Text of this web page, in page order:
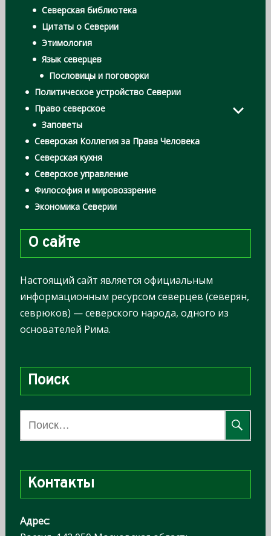
Северская библиотека
Цитаты о Северии
Этимология
Язык северцев
Пословицы и поговорки
Политическое устройство Северии
Право северское
Заповеты
Северская Коллегия за Права Человека
Северская кухня
Северское управление
Философия и мировоззрение
Экономика Северии
О сайте
Настоящий сайт является официальным
информационным ресурсом северцев (северян,
севрюков) — северского народа, одного из
основателей Рима.
Поиск
т
:
Контакты
Адрес: